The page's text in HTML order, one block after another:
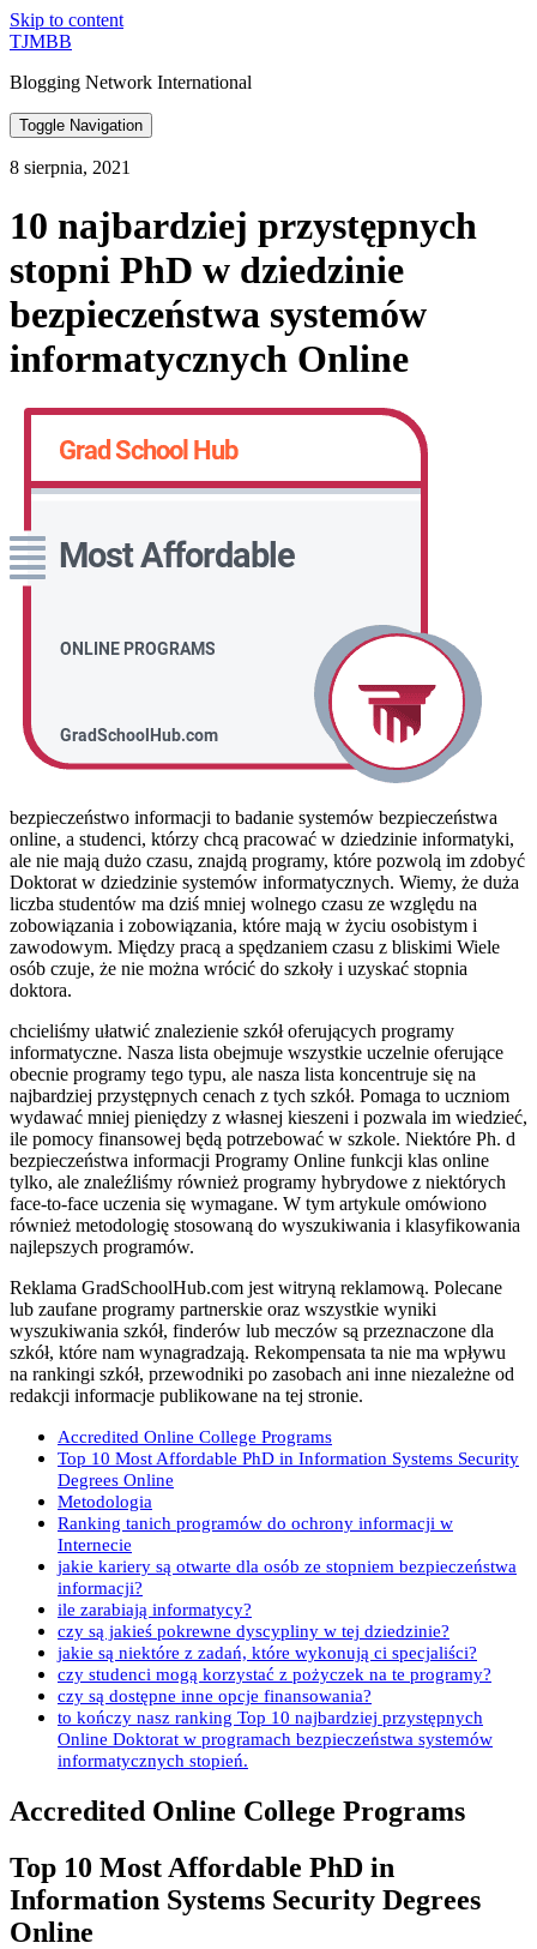
Skip to content
TJMBB
Blogging Network International
Toggle Navigation
8 sierpnia, 2021
10 najbardziej przystępnych
stopni PhD w dziedzinie
bezpieczeństwa systemów
informatycznych Online
bezpieczeństwo informacji to badanie systemów bezpieczeństwa
online, a studenci, którzy chcą pracować w dziedzinie informatyki,
ale nie mają dużo czasu, znajdą programy, które pozwolą im zdobyć
Doktorat w dziedzinie systemów informatycznych. Wiemy, że duża
liczba studentów ma dziś mniej wolnego czasu ze względu na
zobowiązania i zobowiązania, które mają w życiu osobistym i
zawodowym. Między pracą a spędzaniem czasu z bliskimi Wiele
osób czuje, że nie można wrócić do szkoły i uzyskać stopnia
doktora.
chcieliśmy ułatwić znalezienie szkół oferujących programy
informatyczne. Nasza lista obejmuje wszystkie uczelnie oferujące
obecnie programy tego typu, ale nasza lista koncentruje się na
najbardziej przystępnych cenach z tych szkół. Pomaga to uczniom
wydawać mniej pieniędzy z własnej kieszeni i pozwala im wiedzieć,
ile pomocy finansowej będą potrzebować w szkole. Niektóre Ph. d
bezpieczeństwa informacji Programy Online funkcji klas online
tylko, ale znaleźliśmy również programy hybrydowe z niektórych
face-to-face uczenia się wymagane. W tym artykule omówiono
również metodologię stosowaną do wyszukiwania i klasyfikowania
najlepszych programów.
Reklama GradSchoolHub.com jest witryną reklamową. Polecane
lub zaufane programy partnerskie oraz wszystkie wyniki
wyszukiwania szkół, finderów lub meczów są przeznaczone dla
szkół, które nam wynagradzają. Rekompensata ta nie ma wpływu
na rankingi szkół, przewodniki po zasobach ani inne niezależne od
redakcji informacje publikowane na tej stronie.
Accredited Online College Programs
Top 10 Most Affordable PhD in Information Systems Security
Degrees Online
Metodologia
Ranking tanich programów do ochrony informacji w
Internecie
jakie kariery są otwarte dla osób ze stopniem bezpieczeństwa
informacji?
ile zarabiają informatycy?
czy są jakieś pokrewne dyscypliny w tej dziedzinie?
jakie są niektóre z zadań, które wykonują ci specjaliści?
czy studenci mogą korzystać z pożyczek na te programy?
czy są dostępne inne opcje finansowania?
to kończy nasz ranking Top 10 najbardziej przystępnych
Online Doktorat w programach bezpieczeństwa systemów
informatycznych stopień.
Accredited Online College Programs
Top 10 Most Affordable PhD in
Information Systems Security Degrees
Online